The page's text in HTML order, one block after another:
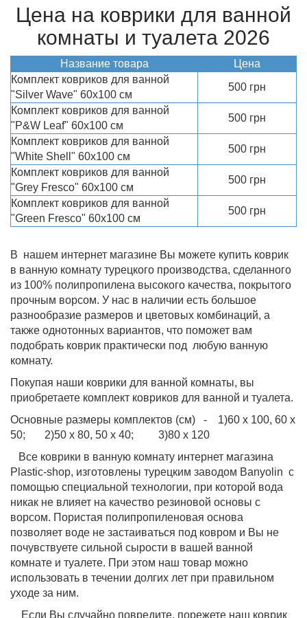
Цена на коврики для ванной
комнаты и туалета 2026
Название товара
Цена
Комплект ковриков для ванной
"Silver Wave" 60х100 см
500 грн
Комплект ковриков для ванной
"P&W Leaf" 60х100 см
500 грн
Комплект ковриков для ванной
"White Shell" 60х100 см
500 грн
Комплект ковриков для ванной
"Grey Fresco" 60х100 см
500 грн
Комплект ковриков для ванной
"Green Fresco" 60х100 см
500 грн
В нашем интернет магазине Вы можете купить коврик
в ванную комнату турецкого производства, сделанного
из 100% полипропилена высокого качества, покрытого
прочным ворсом. У нас в наличии есть большое
разнообразие размеров и цветовых комбинаций, а
также однотонных вариантов, что поможет вам
подобрать коврик практически под любую ванную
комнату.
Покупая наши коврики для ванной комнаты, вы
приобретаете комплект ковриков для ванной и туалета.
Основные размеры комплектов (см) - 1)60 х 100, 60 х
50; 2)50 х 80, 50 х 40; 3)80 х 120
Все коврики в ванную комнату интернет магазина
Plastic-shop, изготовлены турецким заводом Banyolin с
помощью специальной технологии, при которой вода
никак не влияет на качество резиновой основы с
ворсом. Пористая полипропиленовая основа
позволяет воде не застаиваться под ковром и Вы не
почувствуете сильной сырости в вашей ванной
комнате и туалете. При этом наш товар можно
использовать в течении долгих лет при правильном
уходе за ним.
Если Вы случайно повредите, порежете наш коврик